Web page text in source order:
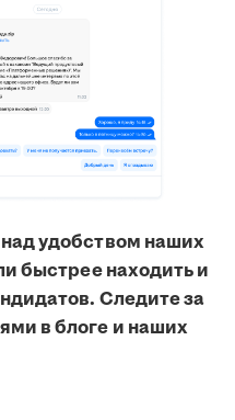
удобством наших
быстрее находить и
Следите за
в блоге и наших